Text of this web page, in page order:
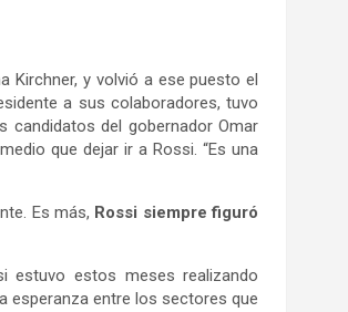
Kirchner, y volvió a ese puesto el
a sus colaboradores, tuvo
candidatos del gobernador Omar
que dejar ir a Rossi. “Es una
Es más, Rossi siempre figuró
estuvo estos meses realizando
esperanza entre los sectores que